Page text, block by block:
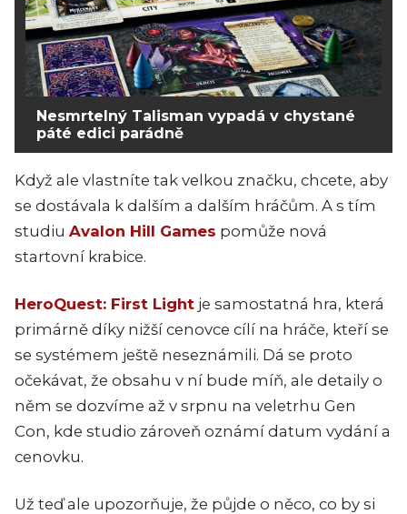
Nesmrtelný Talisman vypadá v chystané
páté edici parádně
Když ale vlastníte tak velkou značku, chcete, aby
se dostávala k dalším a dalším hráčům. A s tím
studiu Avalon Hill Games pomůže nová
startovní krabice.
HeroQuest: First Light je samostatná hra, která
primárně díky nižší cenovce cílí na hráče, kteří se
se systémem ještě neseznámili. Dá se proto
očekávat, že obsahu v ní bude míň, ale detaily o
něm se dozvíme až v srpnu na veletrhu Gen
Con, kde studio zároveň oznámí datum vydání a
cenovku.
Už teď ale upozorňuje, že půjde o něco, co by si